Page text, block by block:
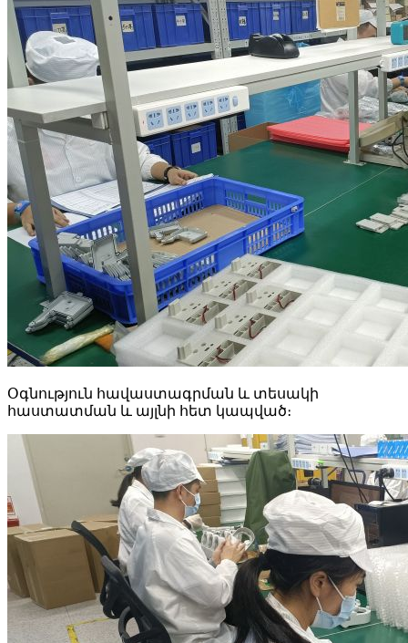
Օգնություն հավաստագրման և տեսակի
հաստատման և այլնի հետ կապված։